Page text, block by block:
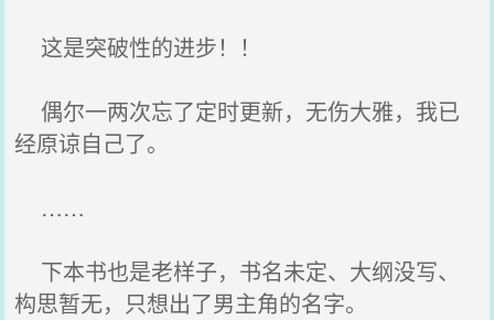
这是突破性的进步！！
偶尔一两次忘了定时更新，无伤大雅，我已
经原谅自己了。
……
下本书也是老样子，书名未定、大纲没写、
构思暂无，只想出了男主角的名字。